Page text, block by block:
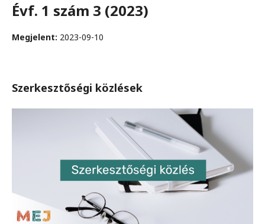
Évf. 1 szám 3 (2023)
Megjelent: 2023-09-10
Szerkesztőségi közlések